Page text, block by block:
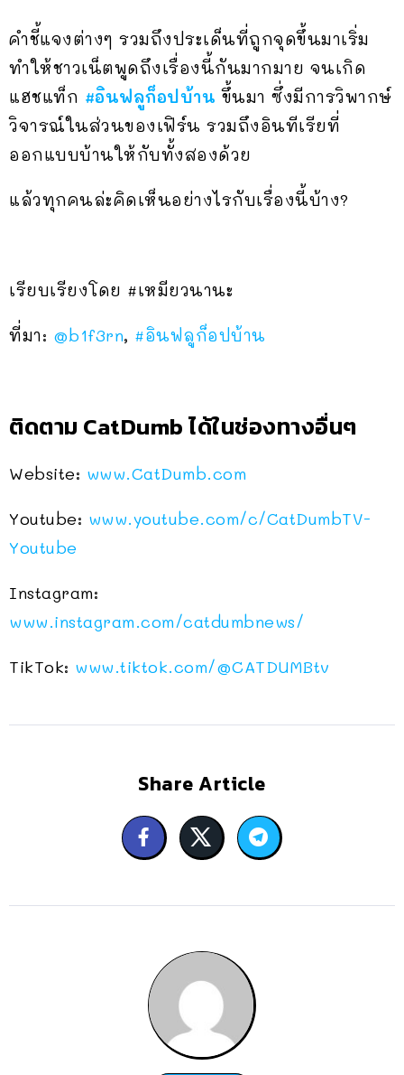
คำชี้แจงต่างๆ รวมถึงประเด็นที่ถูกจุดขึ้นมาเริ่ม
ทำให้ชาวเน็ตพูดถึงเรื่องนี้กันมากมาย จนเกิด
แฮชแท็ก #อินฟลูก็อปบ้าน ขึ้นมา ซึ่งมีการวิพากษ์
วิจารณ์ในส่วนของเฟิร์น รวมถึงอินทีเรียที่
ออกแบบบ้านให้กับทั้งสองด้วย
แล้วทุกคนล่ะคิดเห็นอย่างไรกับเรื่องนี้บ้าง?
เรียบเรียงโดย #เหมียวนานะ
ที่มา: @b1f3rn, #อินฟลูก็อปบ้าน
ติดตาม CatDumb ได้ในช่องทางอื่นๆ
Website: www.CatDumb.com
Youtube: www.youtube.com/c/CatDumbTV-
Youtube
Instagram:
www.instagram.com/catdumbnews/
TikTok: www.tiktok.com/@CATDUMBtv
Share Article